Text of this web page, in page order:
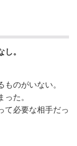
。
のがいない。
た。
て必要な相手だっ